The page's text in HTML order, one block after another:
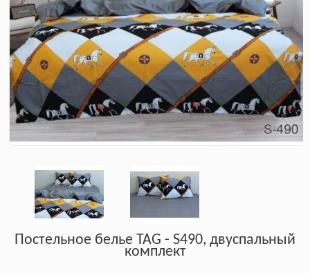
Постельное белье TAG - S490, двуспальный
комплект